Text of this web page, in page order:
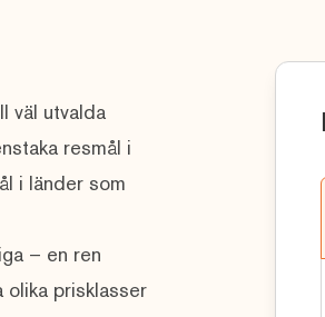
väl utvalda
resmål i
i länder som
– en ren
olika prisklasser